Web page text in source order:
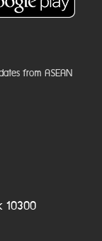
from ASEAN
10300